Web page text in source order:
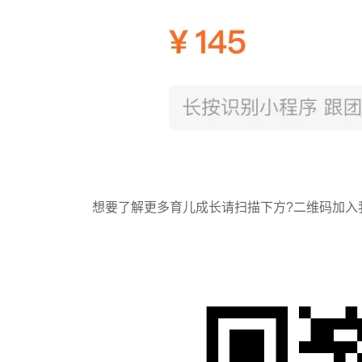
想要了解更多育儿成长请扫描下方?️二维码加入